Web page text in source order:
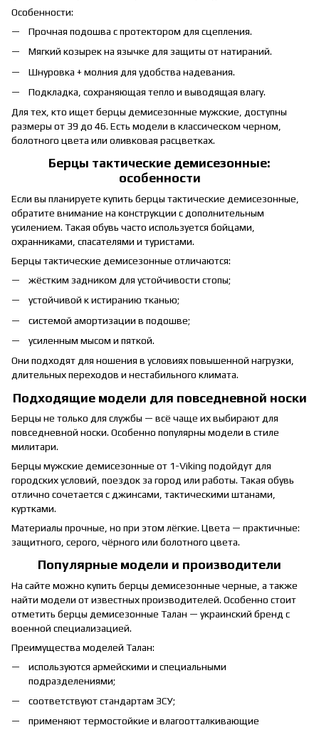
Особенности:
Прочная подошва с протектором для сцепления.
Мягкий козырек на язычке для защиты от натираний.
Шнуровка + молния для удобства надевания.
Подкладка, сохраняющая тепло и выводящая влагу.
Для тех, кто ищет берцы демисезонные мужские, доступны
размеры от 39 до 46. Есть модели в классическом черном,
болотного цвета или оливковая расцветках.
Берцы тактические демисезонные:
особенности
Если вы планируете купить берцы тактические демисезонные,
обратите внимание на конструкции с дополнительным
усилением. Такая обувь часто используется бойцами,
охранниками, спасателями и туристами.
Берцы тактические демисезонные отличаются:
жёстким задником для устойчивости стопы;
устойчивой к истиранию тканью;
системой амортизации в подошве;
усиленным мысом и пяткой.
Они подходят для ношения в условиях повышенной нагрузки,
длительных переходов и нестабильного климата.
Подходящие модели для повседневной носки
Берцы не только для службы — всё чаще их выбирают для
повседневной носки. Особенно популярны модели в стиле
милитари.
Берцы мужские демисезонные от 1-Viking подойдут для
городских условий, поездок за город или работы. Такая обувь
отлично сочетается с джинсами, тактическими штанами,
куртками.
Материалы прочные, но при этом лёгкие. Цвета — практичные:
защитного, серого, чёрного или болотного цвета.
Популярные модели и производители
На сайте можно купить берцы демисезонные черные, а также
найти модели от известных производителей. Особенно стоит
отметить берцы демисезонные Талан — украинский бренд с
военной специализацией.
Преимущества моделей Талан:
используются армейскими и специальными
подразделениями;
соответствуют стандартам ЗСУ;
применяют термостойкие и влагоотталкивающие